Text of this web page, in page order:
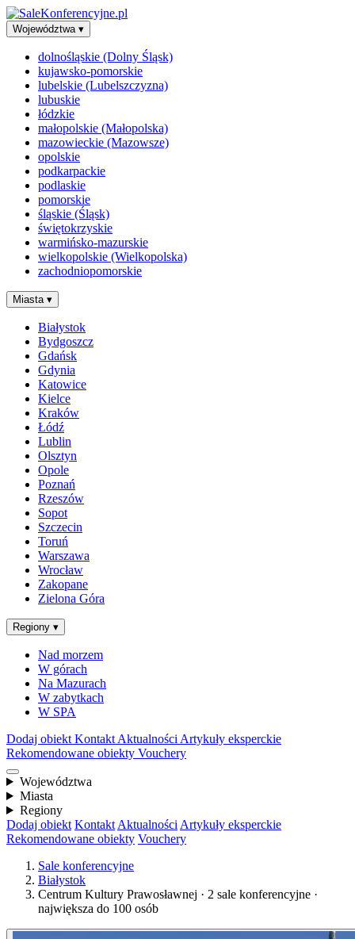
Województwa ▾
dolnośląskie (Dolny Śląsk)
kujawsko-pomorskie
lubelskie (Lubelszczyzna)
lubuskie
łódzkie
małopolskie (Małopolska)
mazowieckie (Mazowsze)
opolskie
podkarpackie
podlaskie
pomorskie
śląskie (Śląsk)
świętokrzyskie
warmińsko-mazurskie
wielkopolskie (Wielkopolska)
zachodniopomorskie
Miasta ▾
Białystok
Bydgoszcz
Gdańsk
Gdynia
Katowice
Kielce
Kraków
Łódź
Lublin
Olsztyn
Opole
Poznań
Rzeszów
Sopot
Szczecin
Toruń
Warszawa
Wrocław
Zakopane
Zielona Góra
Regiony ▾
Nad morzem
W górach
Na Mazurach
W zabytkach
W SPA
Dodaj obiekt Kontakt Aktualności Artykuły eksperckie
Rekomendowane obiekty Vouchery
Województwa
Miasta
Regiony
Dodaj obiekt Kontakt Aktualności Artykuły eksperckie
Rekomendowane obiekty Vouchery
Sale konferencyjne
Białystok
Centrum Kultury Prawosławnej · 2 sale konferencyjne ·
największa do 100 osób